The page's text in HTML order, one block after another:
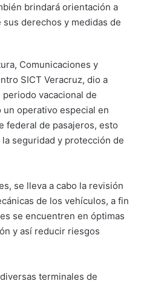
brindará orientación a
derechos y medidas de
Comunicaciones y
SICT Veracruz, dio a
vacacional de
un operativo especial en
federal de pasajeros, esto
seguridad y protección de
se lleva a cabo la revisión
de los vehículos, a fin
se encuentren en óptimas
y así reducir riesgos
terminales de